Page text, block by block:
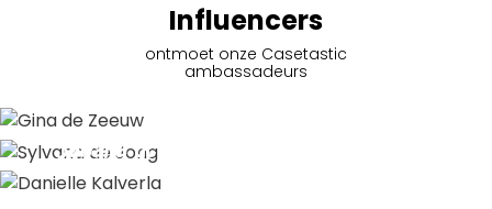
Influencers
ontmoet onze Casetastic
ambassadeurs
Sylvana de Jong